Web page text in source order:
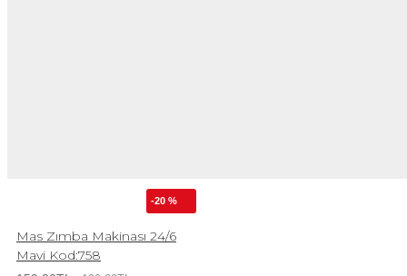
-20 %
Mas Zımba Makinası 24/6
Mavi Kod:758